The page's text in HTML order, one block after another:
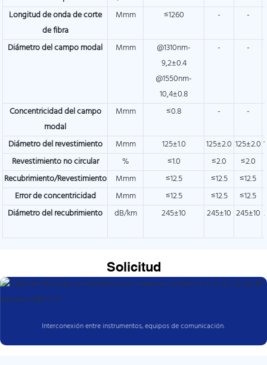
Longitud de onda de corte
de fibra
Mmm ≤1260 - -
Diámetro del campo modal Mmm
@1310nm-
9,2±0.4
@1550nm-
10,4±0.8
- -
Concentricidad del campo
modal
Mmm ≤0.8 - -
Diámetro del revestimiento Mmm 125±1.0 125±2.0 125±2.0
Revestimiento no circular
% ≤1.0 ≤2.0
≤2.0
Recubrimiento/Revestimiento
Mmm ≤12.5 ≤12.5
≤12.5
Error de concentricidad
Mmm ≤12.5 ≤12.5
≤12.5
Diámetro del recubrimiento
dB/km 245±10 245±10 245±10
Solicitud
Interconexión entre instrumentos, equipos de comunicación.